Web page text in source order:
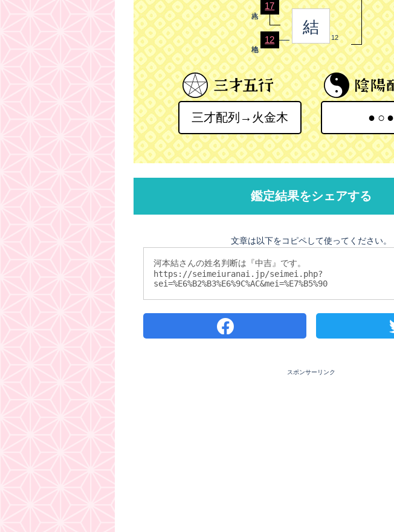
17
結
12
12
三才配列→火金木 ●○●
鑑定結果をシェアする
文章は以下をコピペして使ってください。
スポンサーリンク